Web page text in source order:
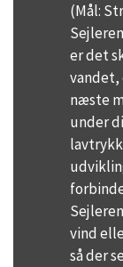
(Mål:
er det
vandet,
næste
under
vind
så der